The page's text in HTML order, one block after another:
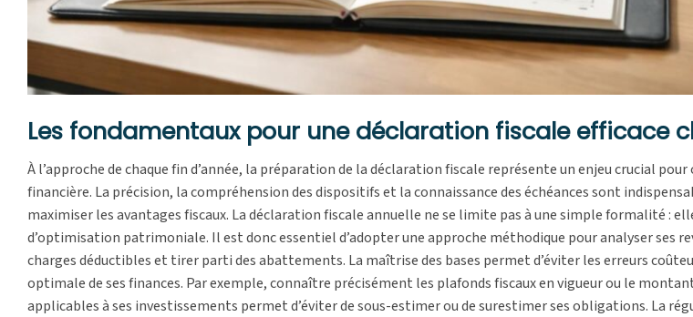
Les fondamentaux pour une déclaration fiscale efficace
À l’approche de chaque fin d’année, la préparation de la déclaration fiscale représente un enjeu crucial
financière. La précision, la compréhension des dispositifs et la connaissance des échéances sont
maximiser les avantages fiscaux. La déclaration fiscale annuelle ne se limite pas à une simple formalité :
d’optimisation patrimoniale. Il est donc essentiel d’adopter une approche méthodique pour analyser ses
charges déductibles et tirer parti des abattements. La maîtrise des bases permet d’éviter les erreurs
optimale de ses finances. Par exemple, connaître précisément les plafonds fiscaux en vigueur ou le
applicables à ses investissements permet d’éviter de sous-estimer ou de surestimer ses obligations. La